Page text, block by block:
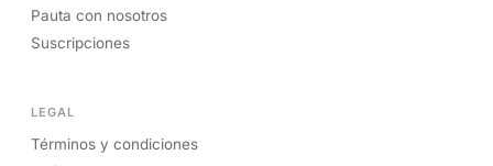
Pauta con nosotros
Suscripciones
LEGAL
Términos y condiciones